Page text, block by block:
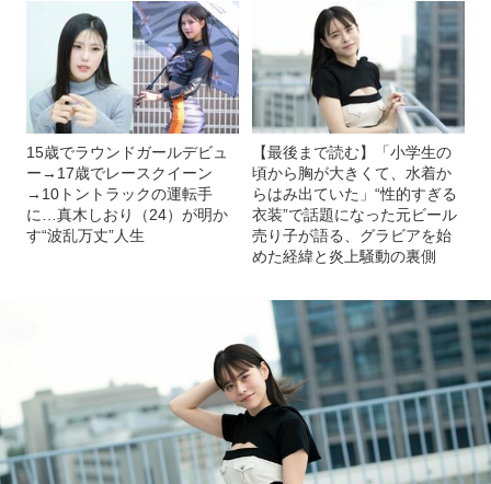
15歳でラウンドガールデビュ
ー→17歳でレースクイーン
→10トントラックの運転手
に…真木しおり（24）が明か
す“波乱万丈”人生
【最後まで読む】「小学生の
頃から胸が大きくて、水着か
らはみ出ていた」“性的すぎる
衣装”で話題になった元ビール
売り子が語る、グラビアを始
めた経緯と炎上騒動の裏側